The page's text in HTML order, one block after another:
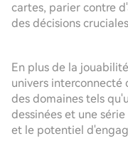
cartes, parier contre
des décisions
En plus de la
univers interconnecté
des domaines tels
dessinées et une
et le potentiel